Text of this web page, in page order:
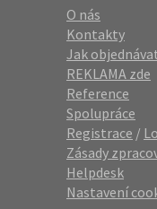
O nás
Kontakty
Jak
REKLAMA zde
Reference
Spolupráce
Registrace /
Zásady
Helpdesk
Nastavení